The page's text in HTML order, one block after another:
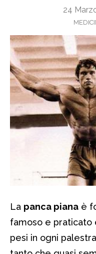
24
La panca piana è
famoso e praticato
pesi in ogni